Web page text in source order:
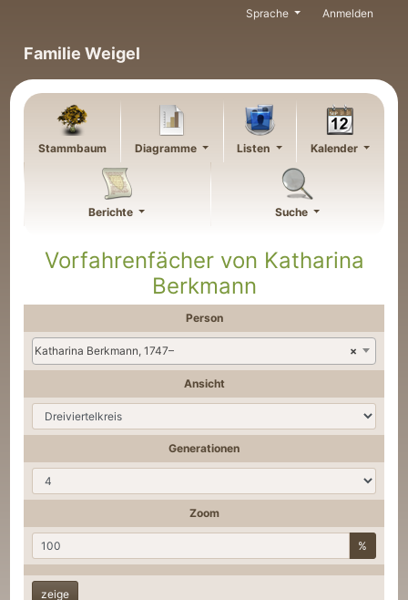
Familie Weigel
Sprache Anmelden
Stammbaum Diagramme Listen Kalender
Berichte Suche
Vorfahrenfächer von Katharina
Berkmann
Person
×
Katharina Berkmann, 1747–
Ansicht
Generationen
Zoom
%